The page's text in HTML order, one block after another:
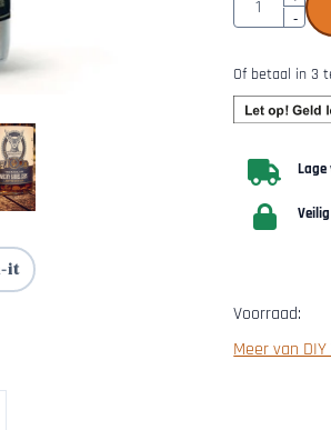
it
-
Of betaal in 3
Voorraad:
Meer van